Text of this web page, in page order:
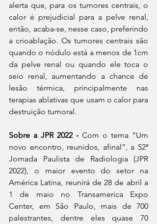
alerta que, para os tumores centrais, o
calor é prejudicial para a pelve renal,
então, acaba-se, nesse caso, preferindo
a crioablação. Os tumores centrais são
quando o nódulo está a menos de 1cm
da pelve renal ou quando ele toca o
seio renal, aumentando a chance de
lesão térmica, principalmente nas
terapias ablativas que usam o calor para
destruição tumoral.
Sobre a JPR 2022 - Com o tema “Um
novo encontro, reunidos, afinal”, a 52ª
Jornada Paulista de Radiologia (JPR
2022), o maior evento do setor na
América Latina, reunirá de 28 de abril a
1 de maio no Transamerica Expo
Center, em São Paulo, mais de 700
palestrantes, dentre eles quase 70